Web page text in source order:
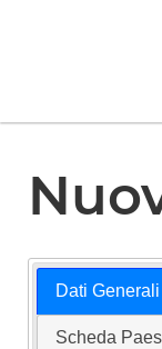
Dati Generali
Scheda